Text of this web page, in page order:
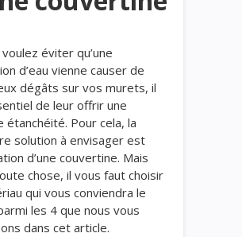
éviter qu’une
d’eau vienne causer de
dégâts sur vos murets, il
de leur offrir une
étanchéité. Pour cela, la
solution à envisager est
d’une couvertine. Mais
chose, il vous faut choisir
qui vous conviendra le
les 4 que nous vous
dans cet article.